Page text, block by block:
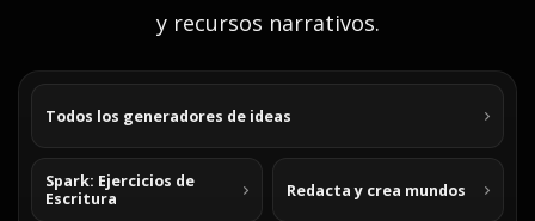
y recursos narrativos.
Todos los generadores de ideas
Spark: Ejercicios de
Escritura
Redacta y crea mundos